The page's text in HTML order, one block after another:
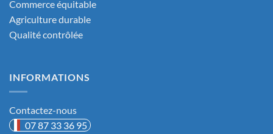
Commerce équitable
Agriculture durable
Qualité contrôlée
INFORMATIONS
Contactez-nous
07 87 33 36 95